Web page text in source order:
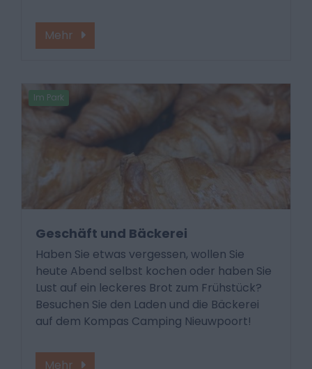
Mehr
Im Park
Geschäft und Bäckerei
Haben Sie etwas vergessen, wollen Sie
heute Abend selbst kochen oder haben Sie
Lust auf ein leckeres Brot zum Frühstück?
Besuchen Sie den Laden und die Bäckerei
auf dem Kompas Camping Nieuwpoort!
Mehr